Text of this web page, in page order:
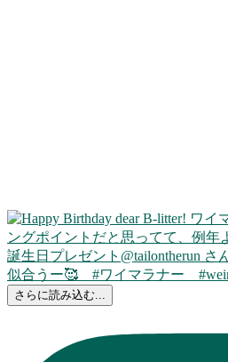
さらに読み込む...